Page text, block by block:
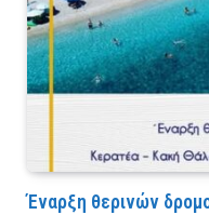
Έναρξη θερινών